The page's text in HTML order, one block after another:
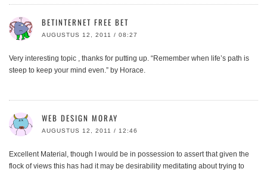
BETINTERNET FREE BET
AUGUSTUS 12, 2011 / 08:27
Very interesting topic , thanks for putting up. “Remember when life’s path is
steep to keep your mind even.” by Horace.
WEB DESIGN MORAY
AUGUSTUS 12, 2011 / 12:46
Excellent Material, though I would be in possession to assert that given the
flock of views this has had it may be desirability meditating about trying to